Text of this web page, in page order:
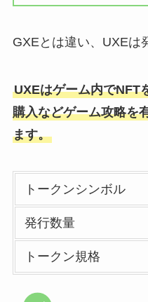
GXEとは違い、UXEは
UXEはゲーム内でNFT
購入などゲーム攻略を
ます。
トークンシンボル
発行数量
トークン規格